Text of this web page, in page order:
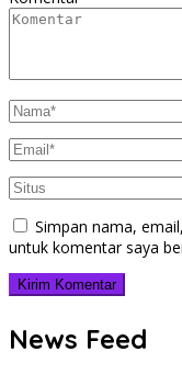
Simpan nama,
untuk komentar saya
News Feed